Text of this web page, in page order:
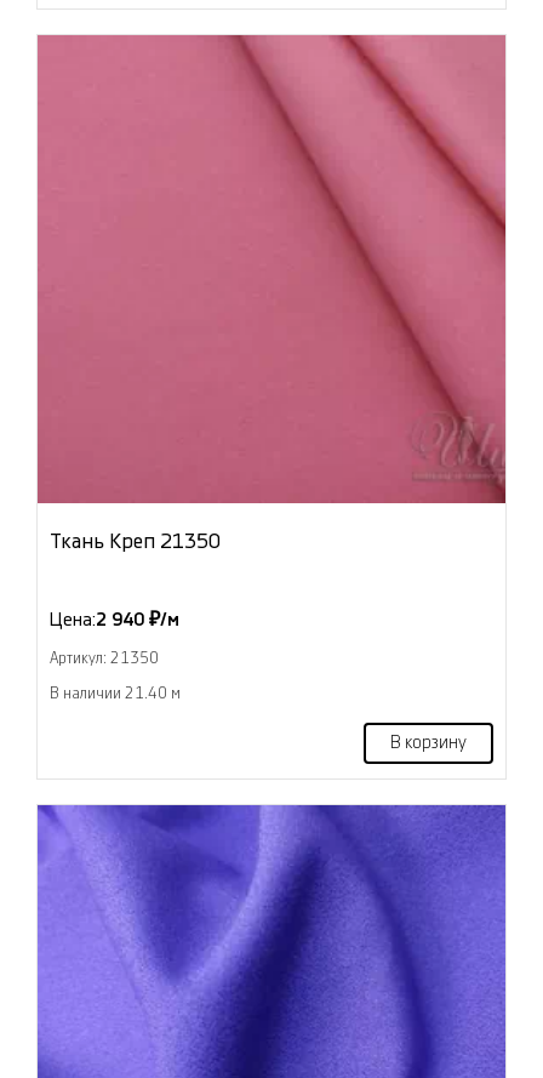
Ткань Креп 21350
Цена:2 940 ₽/м
Артикул: 21350
В наличии 21.40 м
В корзину